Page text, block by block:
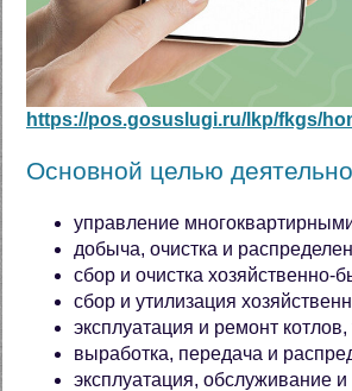
https://pos.gosuslugi.ru/lkp/fkgs/
Основной целью
управление
добыча, очистка и
сбор и очистка хозяйственно-
сбор и утилизация
эксплуатация и ремонт
выработка, передача и
эксплуатация, обслуживание